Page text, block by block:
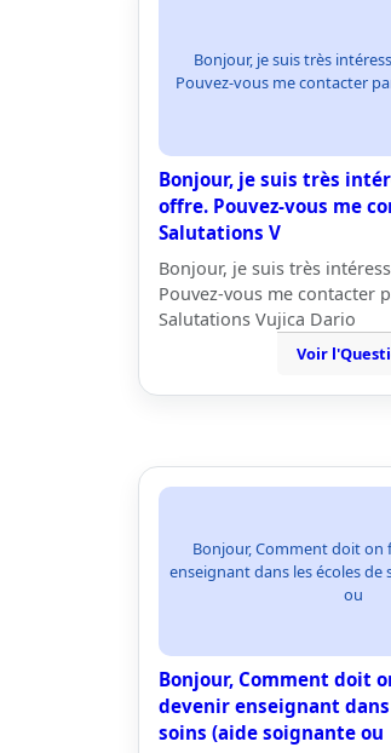
Bonjour, je suis très
Pouvez-vous me contacter
Bonjour, je suis très
offre. Pouvez-vous me
Salutations V
Bonjour, je suis très
Pouvez-vous me contacter
Salutations Vujica Dario
Voir
Bonjour, Comment doit on
enseignant dans les écoles de
ou
Bonjour, Comment doit
devenir enseignant
soins (aide soignante ou